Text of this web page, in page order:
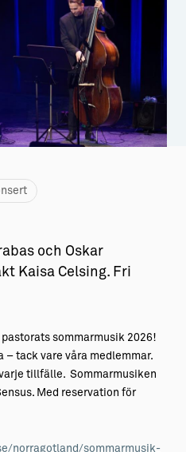
och Oskar
Kaisa Celsing. Fri
sommarmusik 2026!
tack vare våra medlemmar.
tillfälle. Sommarmusiken
Med reservation för
norragotland/sommarmusik-